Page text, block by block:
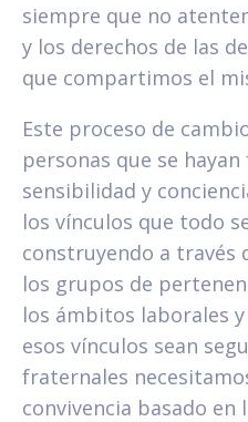
siempre que no
y los derechos de las
que compartimos el
Este proceso de
personas que se
sensibilidad y
los vínculos que todo
construyendo a través
los grupos de
los ámbitos laborales
esos vínculos sean
fraternales
convivencia basado en